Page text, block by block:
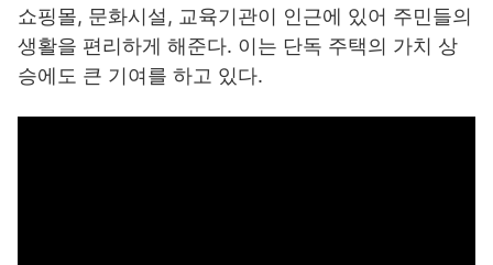
쇼핑몰, 문화시설, 교육기관이 인근에 있어 주민들의
생활을 편리하게 해준다. 이는 단독 주택의 가치 상
승에도 큰 기여를 하고 있다.